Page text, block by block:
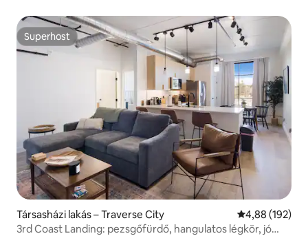
Superhost
Superhost
Társasházi lakás – Traverse City Átlagos
4,88 (192)
3rd Coast Landing: pezsgőfürdő, hangulatos légkör, jó